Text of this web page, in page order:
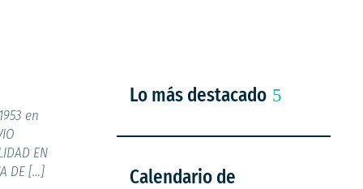
en
EN
DE […]
Lo más destacado
Calendario de